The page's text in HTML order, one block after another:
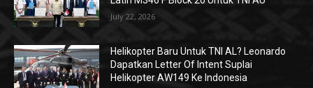
July 22, 2026
Helikopter Baru Untuk TNI AL? Leonardo
Dapatkan Letter Of Intent Suplai
Helikopter AW149 Ke Indonesia